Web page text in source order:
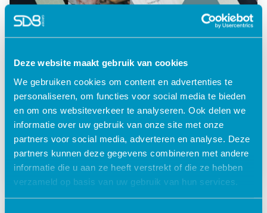
Deze website maakt gebruik van cookies
We gebruiken cookies om content en advertenties te
personaliseren, om functies voor social media te bieden
en om ons websiteverkeer te analyseren. Ook delen we
informatie over uw gebruik van onze site met onze
partners voor social media, adverteren en analyse. Deze
partners kunnen deze gegevens combineren met andere
informatie die u aan ze heeft verstrekt of die ze hebben
verzameld op basis van uw gebruik van hun services.
Ouderenzorg Learning
Video: ZZWD | Expertprogramma E-
learning